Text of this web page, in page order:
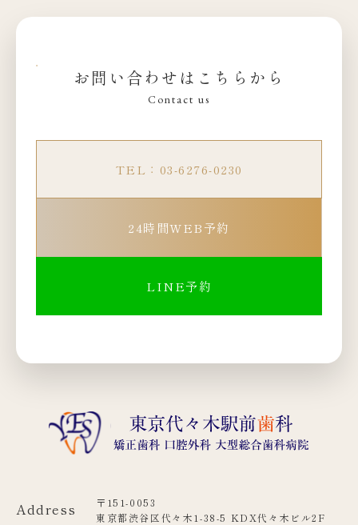
お問い合わせはこちらから
Contact us
TEL：03-6276-0230
24時間WEB予約
LINE予約
Address
〒151-0053
東京都渋谷区代々木1-38-5 KDX代々木ビル2F